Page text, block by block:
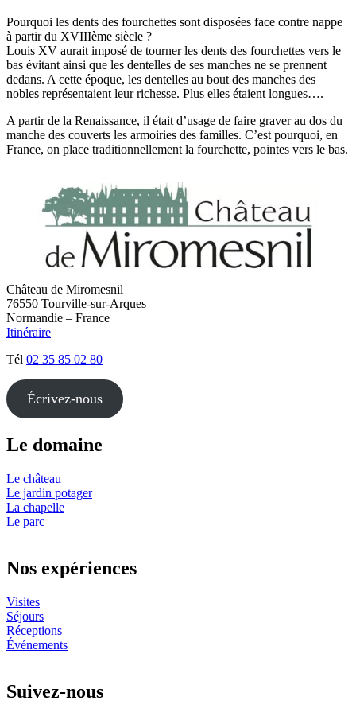
Pourquoi les dents des fourchettes sont disposées face contre nappe
à partir du XVIIIème siècle ?
Louis XV aurait imposé de tourner les dents des fourchettes vers le
bas évitant ainsi que les dentelles de ses manches ne se prennent
dedans. A cette époque, les dentelles au bout des manches des
nobles représentaient leur richesse. Plus elles étaient longues….
A partir de la Renaissance, il était d’usage de faire graver au dos du
manche des couverts les armoiries des familles. C’est pourquoi, en
France, on place traditionnellement la fourchette, pointes vers le bas.
Château de Miromesnil
76550 Tourville-sur-Arques
Normandie – France
Itinéraire
Tél 02 35 85 02 80
Écrivez-nous
Le domaine
Le château
Le jardin potager
La chapelle
Le parc
Nos expériences
Visites
Séjours
Réceptions
Événements
Suivez-nous